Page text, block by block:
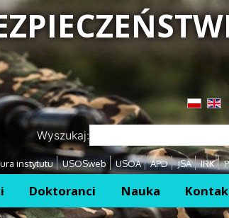
Przejdź
Przejdź
Wyszukaj:
instytutu USOSweb USOA APD JSA IRK
Doktoranci Nauka